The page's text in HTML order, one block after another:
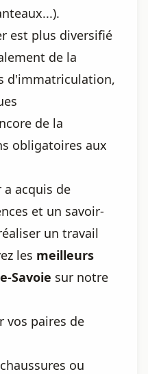
est plus diversifié
de la
d'immatriculation,
de la
obligatoires aux
acquis de
et un savoir-
un travail
les meilleurs
Savoie sur notre
vos paires de
ou